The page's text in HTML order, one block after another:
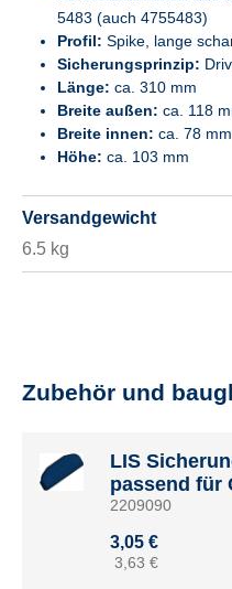
5483 (auch 4755483)
Profil: Spike, lange
Sicherungsprinzip:
Länge: ca. 310 mm
Breite außen: ca. 118
Breite innen: ca. 78 mm
Höhe: ca. 103 mm
Versandgewicht
6.5 kg
Zubehör und
LIS
passend für
2209090
3,05 €
3,63 €